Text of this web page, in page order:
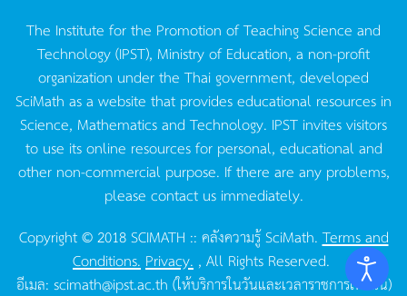
The Institute for the Promotion of Teaching Science and
Technology (IPST), Ministry of Education, a non-profit
organization under the Thai government, developed
SciMath as a website that provides educational resources in
Science, Mathematics and Technology. IPST invites visitors
to use its online resources for personal, educational and
other non-commercial purpose. If there are any problems,
please contact us immediately.
Copyright © 2018 SCIMATH :: คลังความรู้ SciMath.Terms and
Conditions. Privacy. , All Rights Reserved.
อีเมล: scimath@ipst.ac.th (ให้บริการในวันและเวลาราชการเท่านั้น)